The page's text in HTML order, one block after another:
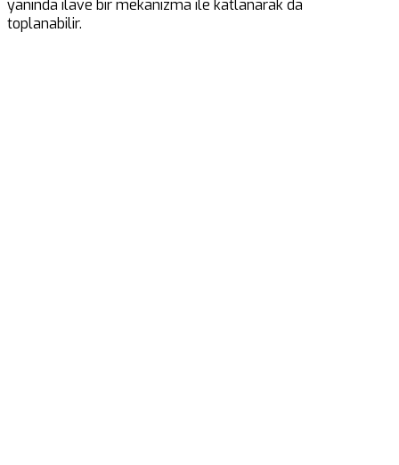
yanında ilave bir mekanizma ile katlanarak da
toplanabilir.